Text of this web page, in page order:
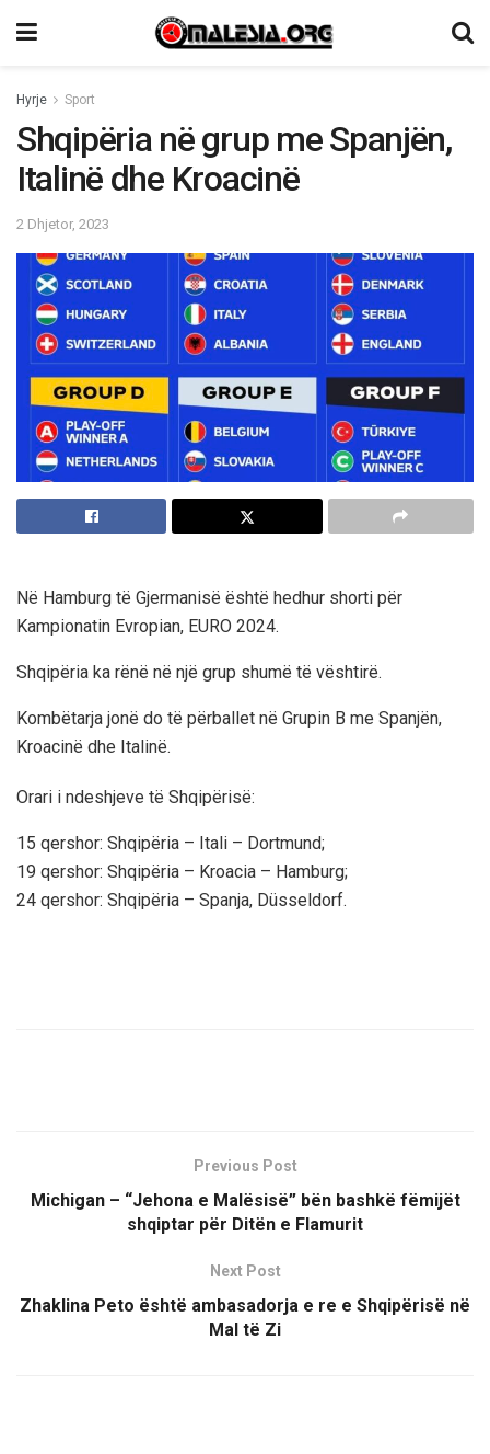
Hyrje Sport
Shqipëria në grup me Spanjën,
Italinë dhe Kroacinë
2 Dhjetor, 2023
Në Hamburg të Gjermanisë është hedhur shorti për
Kampionatin Evropian, EURO 2024.
Shqipëria ka rënë në një grup shumë të vështirë.
Kombëtarja jonë do të përballet në Grupin B me Spanjën,
Kroacinë dhe Italinë.
Orari i ndeshjeve të Shqipërisë:
15 qershor: Shqipëria – Itali – Dortmund;
19 qershor: Shqipëria – Kroacia – Hamburg;
24 qershor: Shqipëria – Spanja, Düsseldorf.
Previous Post
Michigan – “Jehona e Malësisë” bën bashkë fëmijët
shqiptar për Ditën e Flamurit
Next Post
Zhaklina Peto është ambasadorja e re e Shqipërisë në
Mal të Zi